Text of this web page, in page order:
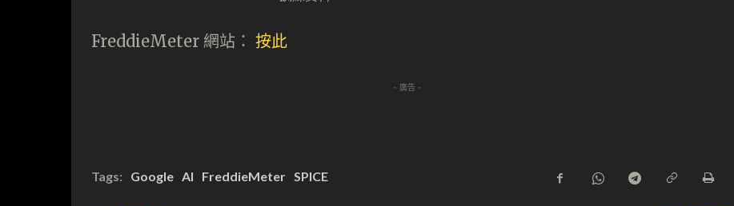
FreddieMeter 網站： 按此
- 廣告 -
Tags: Google AI FreddieMeter SPICE